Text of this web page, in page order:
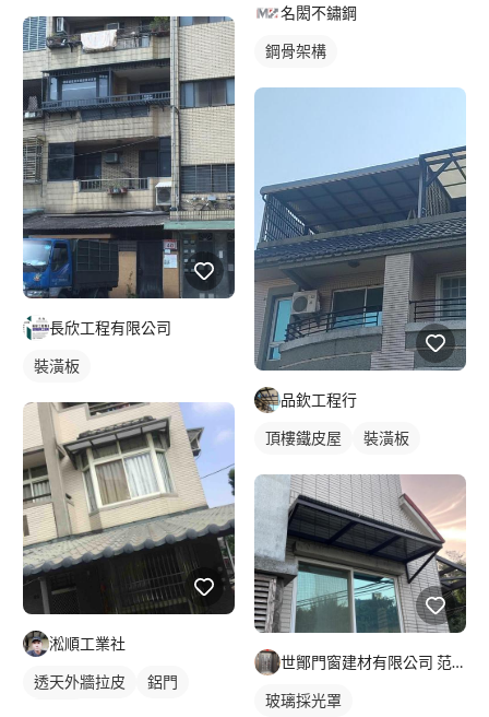
長欣工程有限公司
裝潢板
淞順工業社
透天外牆拉皮
鋁門
名閎不鏽鋼
鋼骨架構
品欽工程行
頂樓鐵皮屋 裝潢板
世鄮門窗建材有限公司 范先生
玻璃採光罩